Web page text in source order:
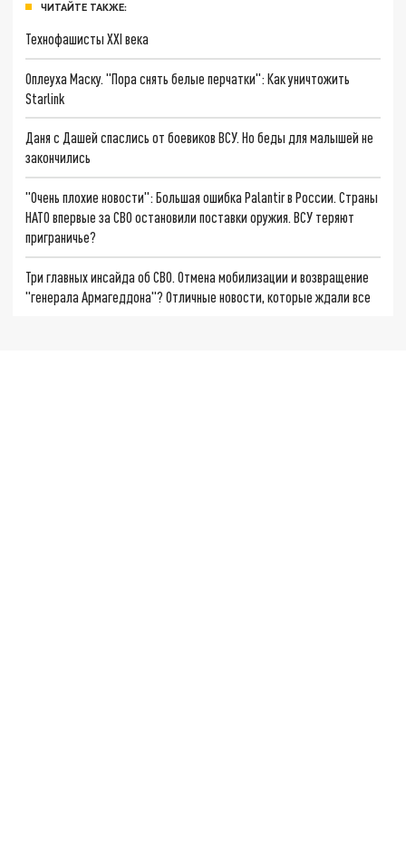
ЧИТАЙТЕ ТАКЖЕ:
Технофашисты XXI века
Оплеуха Маску. "Пора снять белые перчатки": Как уничтожить
Starlink
Даня с Дашей спаслись от боевиков ВСУ. Но беды для малышей не
закончились
"Очень плохие новости": Большая ошибка Palantir в России. Страны
НАТО впервые за СВО остановили поставки оружия. ВСУ теряют
приграничье?
Три главных инсайда об СВО. Отмена мобилизации и возвращение
"генерала Армагеддона"? Отличные новости, которые ждали все